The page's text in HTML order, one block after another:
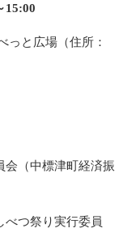
15:00
っと広場（住所：
会（中標津町経済振
べつ祭り実行委員